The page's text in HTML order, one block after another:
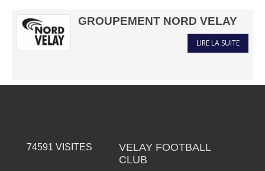
GROUPEMENT NORD VELAY
LIRE LA SUITE
74591 VISITES
VELAY FOOTBALL
CLUB